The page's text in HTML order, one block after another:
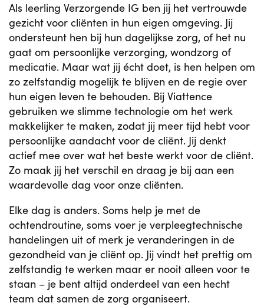
Als leerling Verzorgende IG ben jij het vertrouwde
gezicht voor cliënten in hun eigen omgeving. Jij
ondersteunt hen bij hun dagelijkse zorg, of het nu
gaat om persoonlijke verzorging, wondzorg of
medicatie. Maar wat jij écht doet, is hen helpen om
zo zelfstandig mogelijk te blijven en de regie over
hun eigen leven te behouden. Bij Viattence
gebruiken we slimme technologie om het werk
makkelijker te maken, zodat jij meer tijd hebt voor
persoonlijke aandacht voor de cliënt. Jij denkt
actief mee over wat het beste werkt voor de cliënt.
Zo maak jij het verschil en draag je bij aan een
waardevolle dag voor onze cliënten.
Elke dag is anders. Soms help je met de
ochtendroutine, soms voer je verpleegtechnische
handelingen uit of merk je veranderingen in de
gezondheid van je cliënt op. Jij vindt het prettig om
zelfstandig te werken maar er nooit alleen voor te
staan – je bent altijd onderdeel van een hecht
team dat samen de zorg organiseert.